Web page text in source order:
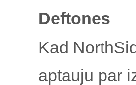
Deftones
Kad
aptauju par